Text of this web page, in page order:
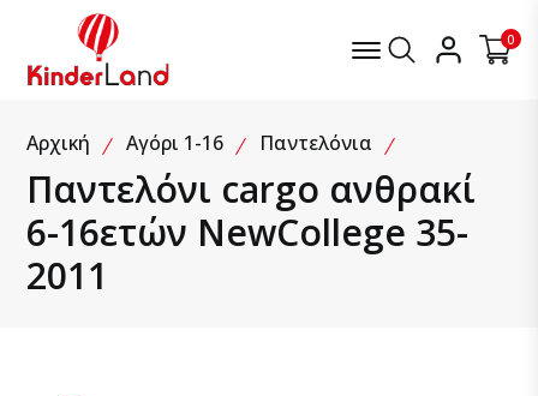
ΜενούΑναζήτηση0
Αρχική Αγόρι 1-16 Παντελόνια
Παντελόνι cargo ανθρακί 6-16ετών NewCollege 35-
Παντελόνι cargo ανθρακί
6-16ετών NewCollege 35-
2011